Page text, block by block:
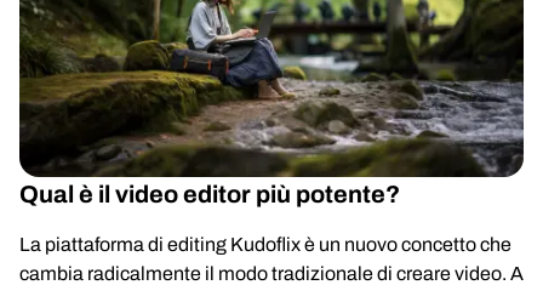
Qual è il video editor più potente?
La piattaforma di editing Kudoflix è un nuovo concetto che
cambia radicalmente il modo tradizionale di creare video. A